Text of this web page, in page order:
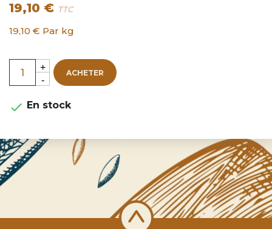
19,10 € TTC
19,10 € Par kg
ACHETER
 En stock